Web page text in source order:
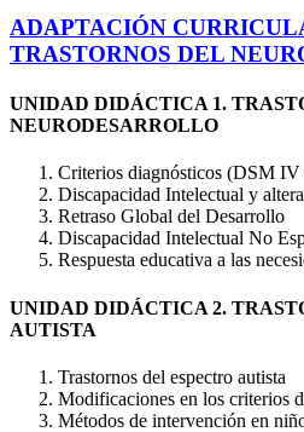
ADAPTACIÓN
TRASTORNOS DEL
UNIDAD DIDÁCTICA 1.
NEURODESARROLLO
Criterios diagnósticos (DSM
Discapacidad Intelectual y
Retraso Global del Desarrollo
Discapacidad Intelectual No
Respuesta educativa a las
UNIDAD DIDÁCTICA 2.
AUTISTA
Trastornos del espectro autista
Modificaciones en los criterios
Métodos de intervención en